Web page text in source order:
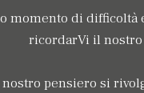
momento di difficoltà
ricordarVi il
pensiero si